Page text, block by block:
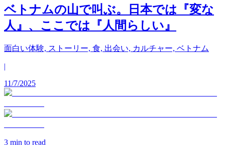
ベトナムの山で叫ぶ。日本では『変な
人』、ここでは『人間らしい』
面白い体験, ストーリー, 食, 出会い, カルチャー, ベトナム
|
11/7/2025
3 min to read